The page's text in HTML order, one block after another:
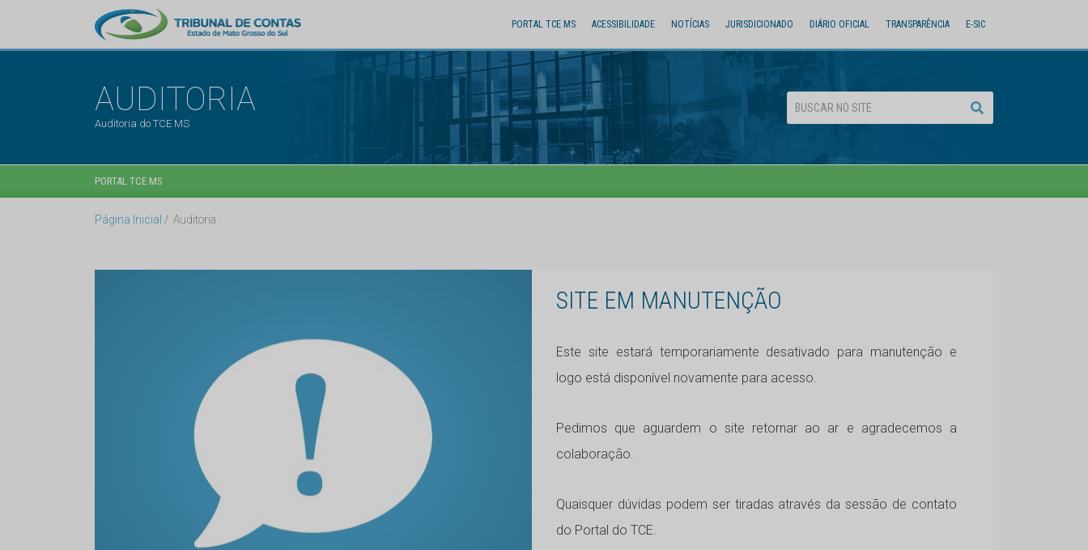
PORTAL TCE MS ACESSIBILIDADE NOTÍCIAS JURISDICIONADO DIÁRIO OFICIAL TRANSPARÊNCIA E-SIC
AUDITORIA
Auditoria do TCE MS
PORTAL TCE MS
Página Inicial Auditoria
SITE EM MANUTENÇÃO
Este site estará temporariamente desativado para manutenção e
logo está disponível novamente para acesso.
Pedimos que aguardem o site retornar ao ar e agradecemos a
colaboração.
Quaisquer dúvidas podem ser tiradas através da sessão de contato
do Portal do TCE.